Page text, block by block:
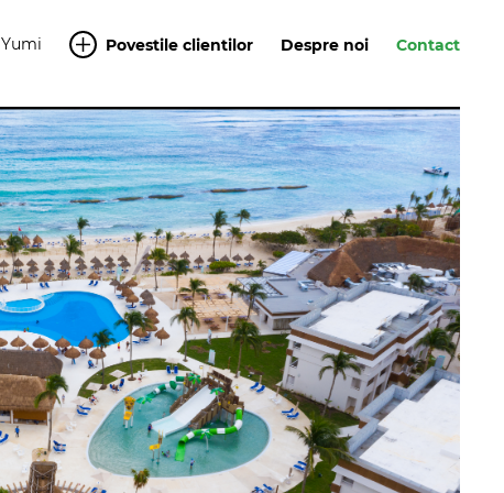
Yumi Povestile clientilor Despre noi Contact